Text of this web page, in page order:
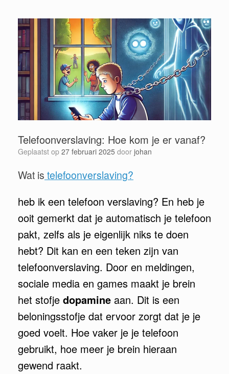
Telefoonverslaving: Hoe kom je er vanaf?
Geplaatst op 27 februari 2025 door johan
Wat is telefoonverslaving?
heb ik een telefoon verslaving? En heb je
ooit gemerkt dat je automatisch je telefoon
pakt, zelfs als je eigenlijk niks te doen
hebt? Dit kan en een teken zijn van
telefoonverslaving. Door en meldingen,
sociale media en games maakt je brein
het stofje dopamine aan. Dit is een
beloningsstofje dat ervoor zorgt dat je je
goed voelt. Hoe vaker je je telefoon
gebruikt, hoe meer je brein hieraan
gewend raakt.